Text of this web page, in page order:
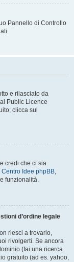
Pannello di Controllo
e rilasciato da
Public Licence
clicca sul
credi che ci sia
Centro Idee phpBB,
funzionalità.
d’ordine legale
riesci a trovarlo,
rivolgerti. Se ancora
(fai una ricerca
gratuito (ad es. yahoo,